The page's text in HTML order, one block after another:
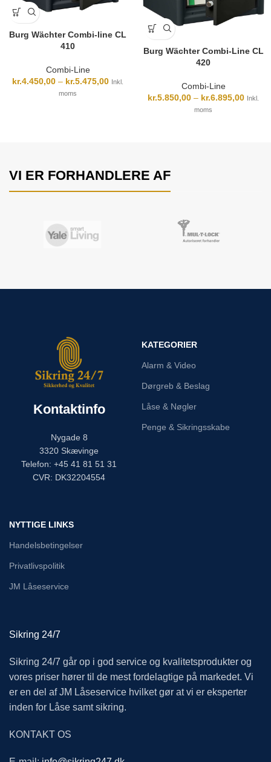
Burg Wächter Combi-line CL
410
Combi-Line
kr.4.450,00 – kr.5.475,00 Inkl.
moms
Burg Wächter Combi-Line CL
420
Combi-Line
kr.5.850,00 – kr.6.895,00 Inkl.
moms
VI ER FORHANDLERE AF
Kontaktinfo
Nygade 8
3320 Skævinge
Telefon: +45 41 81 51 31
CVR: DK32204554
KATEGORIER
Alarm & Video
Dørgreb & Beslag
Låse & Nøgler
Penge & Sikringsskabe
NYTTIGE LINKS
Handelsbetingelser
Privatlivspolitik
JM Låseservice
Sikring 24/7
Sikring 24/7 går op i god service og kvalitetsprodukter og
vores priser hører til de mest fordelagtige på markedet. Vi
er en del af JM Låseservice hvilket gør at vi er eksperter
inden for Låse samt sikring.
KONTAKT OS